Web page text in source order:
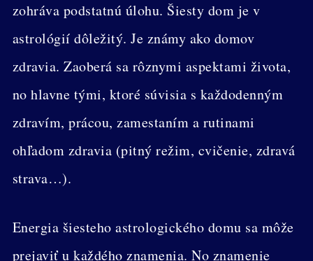
zohráva podstatnú úlohu. Šiesty dom je v
astrológií dôležitý. Je známy ako domov
zdravia. Zaoberá sa rôznymi aspektami života,
no hlavne tými, ktoré súvisia s každodenným
zdravím, prácou, zamestaním a rutinami
ohľadom zdravia (pitný režim, cvičenie, zdravá
strava…).
Energia šiesteho astrologického domu sa môže
prejaviť u každého znamenia. No znamenie